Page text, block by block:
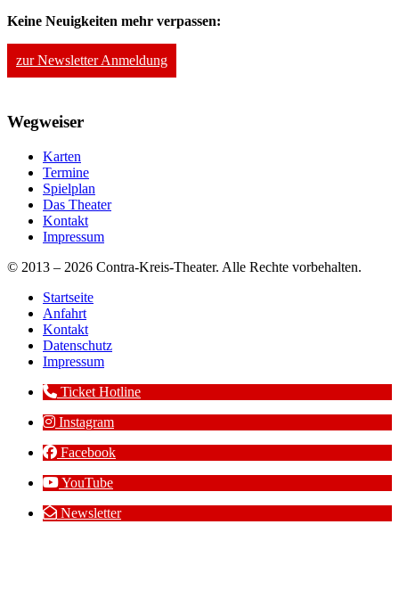
Keine Neuigkeiten mehr verpassen:
zur Newsletter Anmeldung
Wegweiser
Karten
Termine
Spielplan
Das Theater
Kontakt
Impressum
© 2013 – 2026 Contra-Kreis-Theater. Alle Rechte vorbehalten.
Startseite
Anfahrt
Kontakt
Datenschutz
Impressum
Ticket Hotline
Instagram
Facebook
YouTube
Newsletter